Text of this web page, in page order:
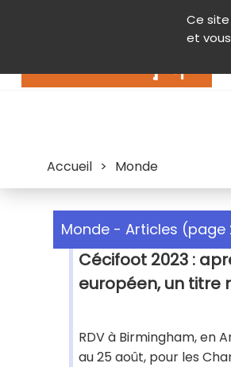
Ce
et
Contenu
Accueil > Monde
Monde - Articles (page
Cécifoot 2023 :
européen, un titre
RDV à Birmingham, en
au 25 août, pour les